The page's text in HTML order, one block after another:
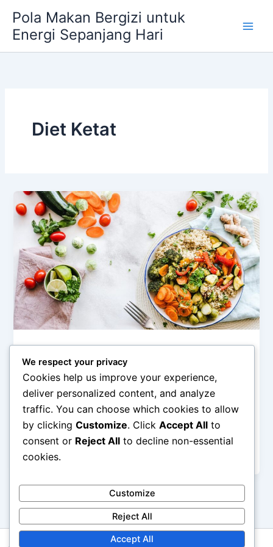
content
Pola Makan Bergizi untuk
Energi Sepanjang Hari
Diet Ketat
Strategi Pola Makan Bergizi Tanpa Diet
Ketat
admin February 26, 2026
Strategi Pola Makan Bergizi Tanpa Diet Ketat –
Banyak orang ingin hidup lebih sehat, tetapi merasa
terintimidasi oleh kata “diet”. […]
We respect your privacy
Cookies help us improve your experience,
deliver personalized content, and analyze
traffic. You can choose which cookies to allow
by clicking Customize. Click Accept All to
consent or Reject All to decline non-essential
cookies.
Customize
Reject All
Accept All